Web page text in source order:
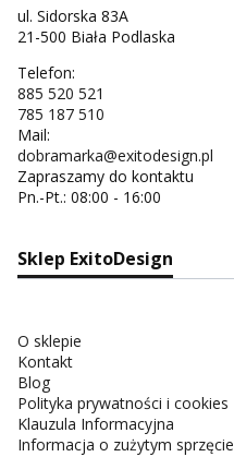
ul. Sidorska 83A
21-500 Biała Podlaska
Telefon:
885 520 521
785 187 510
Mail:
dobramarka@exitodesign.pl
Zapraszamy do kontaktu
Pn.-Pt.: 08:00 - 16:00
Sklep ExitoDesign
O sklepie
Kontakt
Blog
Polityka prywatności i cookies
Klauzula Informacyjna
Informacja o zużytym sprzęcie